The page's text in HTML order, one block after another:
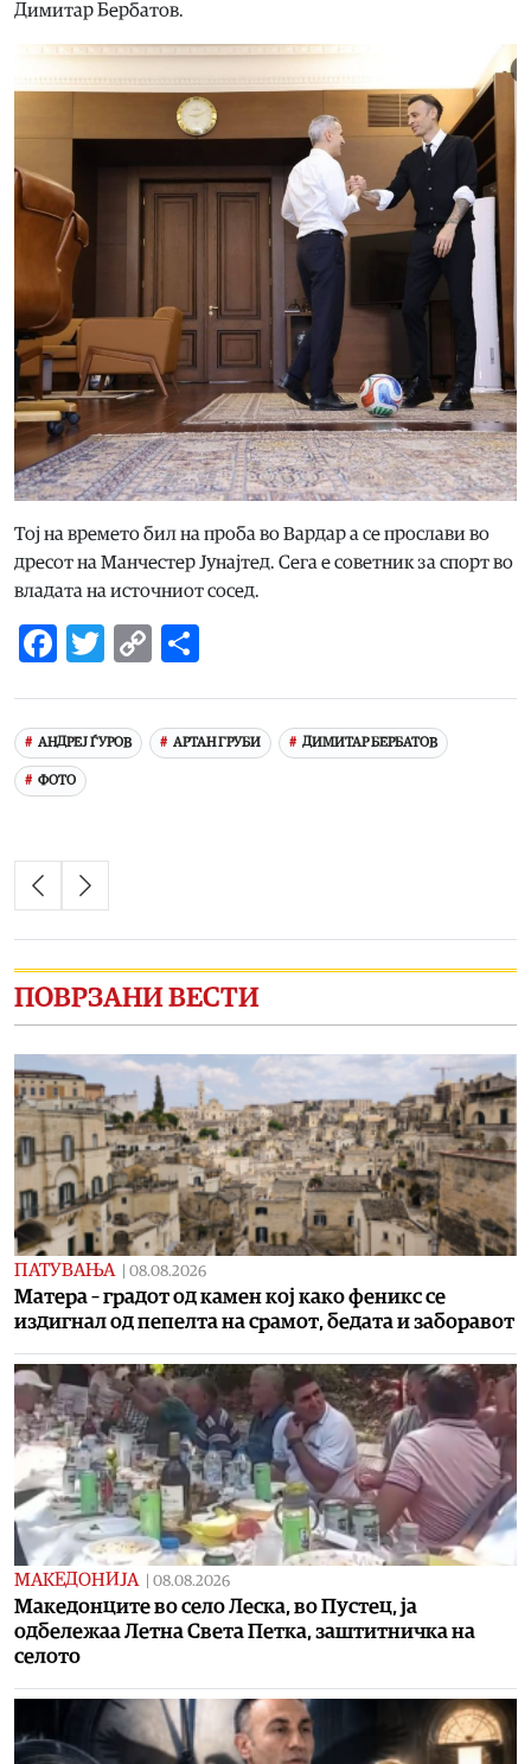
Димитар Бербатов.
Тој на времето бил на проба во Вардар а се прослави во
дресот на Манчестер Јунајтед. Сега е советник за спорт во
владата на источниот сосед.
Facebook
Twitter
Copy
АНДРЕЈ ЃУРОВ АРТАН ГРУБИ ДИМИТАР БЕРБАТОВ
ФОТО
ПОВРЗАНИ ВЕСТИ
ПАТУВАЊА | 08.08.2026
Матера – градот од камен кој како феникс се
издигнал од пепелта на срамот, бедата и заборавот
МАКЕДОНИЈА | 08.08.2026
Македонците во село Леска, во Пустец, ја
одбележаа Летна Света Петка, заштитничка на
селото